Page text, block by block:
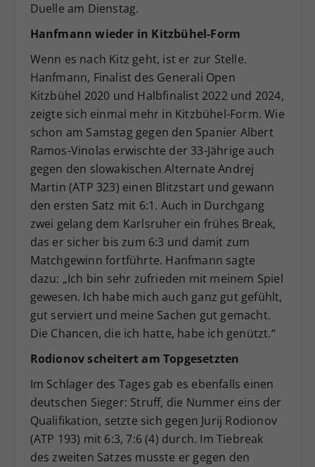
Duelle am Dienstag.
Hanfmann wieder in Kitzbühel-Form
Wenn es nach Kitz geht, ist er zur Stelle.
Hanfmann, Finalist des Generali Open
Kitzbühel 2020 und Halbfinalist 2022 und 2024,
zeigte sich einmal mehr in Kitzbühel-Form. Wie
schon am Samstag gegen den Spanier Albert
Ramos-Vinolas erwischte der 33-Jährige auch
gegen den slowakischen Alternate Andrej
Martin (ATP 323) einen Blitzstart und gewann
den ersten Satz mit 6:1. Auch in Durchgang
zwei gelang dem Karlsruher ein frühes Break,
das er sicher bis zum 6:3 und damit zum
Matchgewinn fortführte. Hanfmann sagte
dazu: „Ich bin sehr zufrieden mit meinem Spiel
gewesen. Ich habe mich auch ganz gut gefühlt,
gut serviert und meine Sachen gut gemacht.
Die Chancen, die ich hatte, habe ich genützt.“
Rodionov scheitert am Topgesetzten
Im Schlager des Tages gab es ebenfalls einen
deutschen Sieger: Struff, die Nummer eins der
Qualifikation, setzte sich gegen Jurij Rodionov
(ATP 193) mit 6:3, 7:6 (4) durch. Im Tiebreak
des zweiten Satzes musste er gegen den